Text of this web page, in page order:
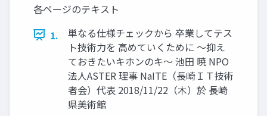
各ページのテキスト
1.
単なる仕様チェックから 卒業してテス
ト技術力を 高めていくために ～抑え
ておきたいキホンのキ～ 池田 暁 NPO
法人ASTER 理事 NaITE（長崎ＩＴ技術
者会）代表 2018/11/22（木）於 長崎
県美術館